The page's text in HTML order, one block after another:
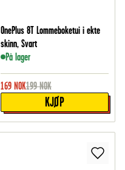
OnePlus 8T Lommeboketui i ekte
skinn, Svart
På lager
169 NOK199 NOK
KJØP